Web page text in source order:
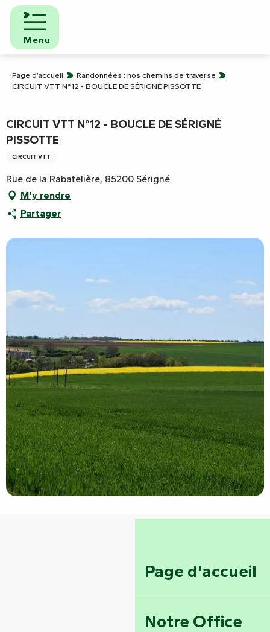
Aller
contenu
principal
Menu
Page d'accueil
Notre Office
Page d’accueil
Randonnées : nos chemins de traverse
CIRCUIT VTT N°12 - BOUCLE DE SÉRIGNÉ PISSOTTE
CIRCUIT VTT N°12 - BOUCLE DE SÉRIGNÉ
PISSOTTE
CIRCUIT VTT
Rue de la Rabatelière, 85200 Sérigné
M'y rendre
Partager